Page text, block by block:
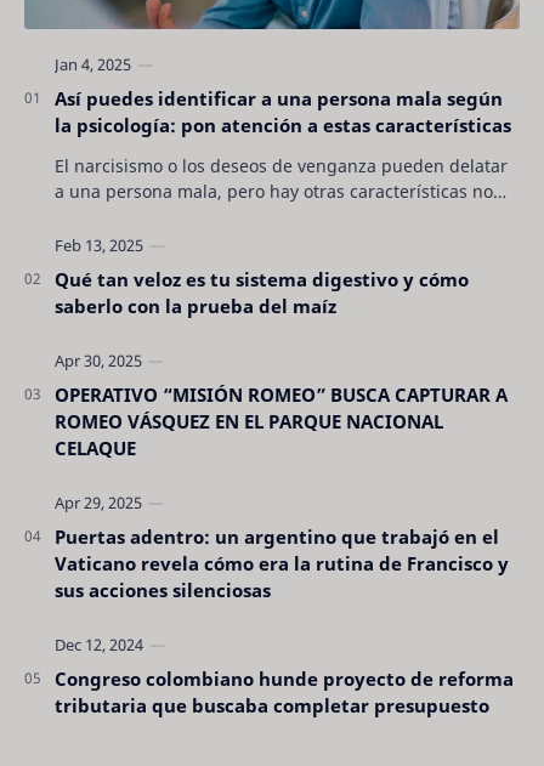
Así puedes identificar a una persona mala según
la psicología: pon atención a estas características
El narcisismo o los deseos de venganza pueden delatar
a una persona mala, pero hay otras características no
Qué tan veloz es tu sistema digestivo y cómo
saberlo con la prueba del maíz
OPERATIVO “MISIÓN ROMEO” BUSCA CAPTURAR A
ROMEO VÁSQUEZ EN EL PARQUE NACIONAL
CELAQUE
Puertas adentro: un argentino que trabajó en el
Vaticano revela cómo era la rutina de Francisco y
sus acciones silenciosas
Congreso colombiano hunde proyecto de reforma
tributaria que buscaba completar presupuesto